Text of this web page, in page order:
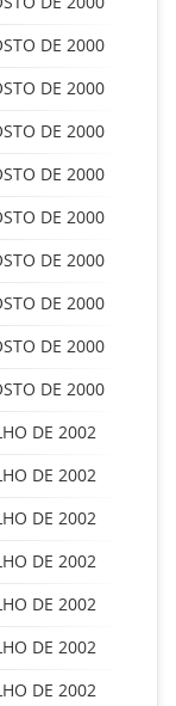
DE 2000
DE 2000
DE 2000
DE 2000
DE 2000
DE 2000
DE 2000
DE 2000
DE 2000
DE 2002
DE 2002
DE 2002
DE 2002
DE 2002
DE 2002
DE 2002